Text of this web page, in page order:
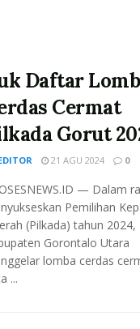
Daftar
Cermat
Gorut
21 AGU 2024 0
— Dalam
Pemilihan
(Pilkada) tahun 2024,
Gorontalo Utara
lomba cerdas
...